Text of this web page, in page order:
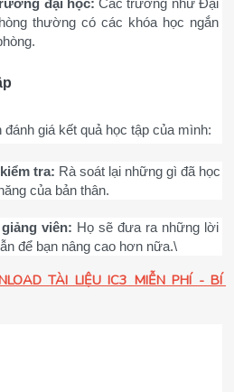
thường có các khóa học ngắn
giá kết quả học tập của mình:
tra: Rà soát lại những gì đã học
của bản thân.
viên: Họ sẽ đưa ra những lời
để bạn nâng cao hơn nữa.\
TÀI LIỆU IC3 MIỄN PHÍ - BÍ